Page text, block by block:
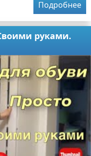
Подробнее
руками.